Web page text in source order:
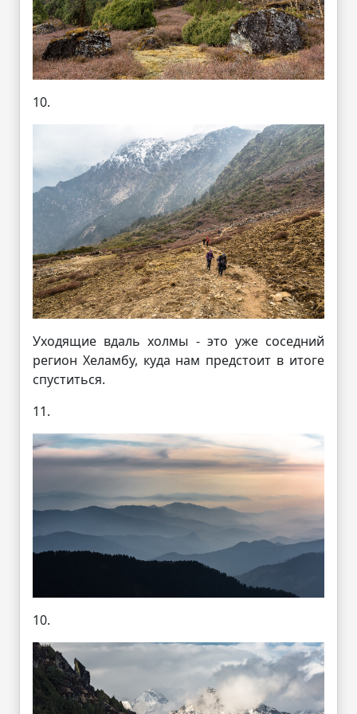
10.
Уходящие вдаль холмы - это уже соседний
регион Хеламбу, куда нам предстоит в итоге
спуститься.
11.
10.